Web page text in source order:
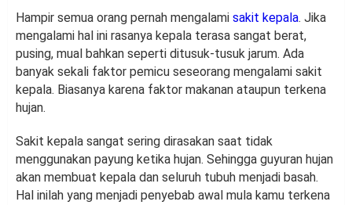
Hampir semua orang pernah mengalami sakit kepala. Jika
mengalami hal ini rasanya kepala terasa sangat berat,
pusing, mual bahkan seperti ditusuk-tusuk jarum. Ada
banyak sekali faktor pemicu seseorang mengalami sakit
kepala. Biasanya karena faktor makanan ataupun terkena
hujan.
Sakit kepala sangat sering dirasakan saat tidak
menggunakan payung ketika hujan. Sehingga guyuran hujan
akan membuat kepala dan seluruh tubuh menjadi basah.
Hal inilah yang menjadi penyebab awal mula kamu terkena